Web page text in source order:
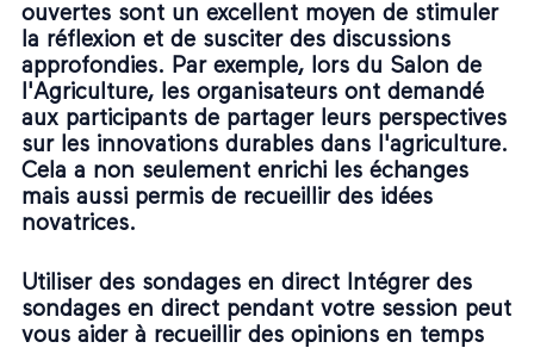
ouvertes sont un excellent moyen de stimuler
la réflexion et de susciter des discussions
approfondies. Par exemple, lors du Salon de
l'Agriculture, les organisateurs ont demandé
aux participants de partager leurs perspectives
sur les innovations durables dans l'agriculture.
Cela a non seulement enrichi les échanges
mais aussi permis de recueillir des idées
novatrices.
Utiliser des sondages en direct Intégrer des
sondages en direct pendant votre session peut
vous aider à recueillir des opinions en temps